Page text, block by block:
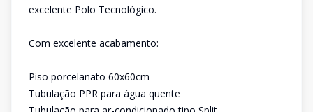
excelente Polo Tecnológico.
Com excelente acabamento:
Piso porcelanato 60x60cm
Tubulação PPR para água quente